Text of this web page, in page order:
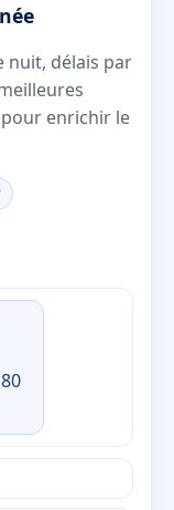
nuit, délais par
enrichir le